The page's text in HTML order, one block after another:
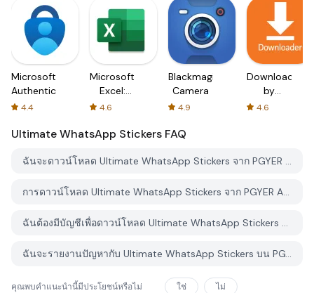
Microsoft
Authenticator
4.4
Microsoft
Excel:
Spreadsheets
4.6
Blackmagic
Camera
4.9
Downloader
by
AFTVnews
4.6
Ultimate WhatsApp Stickers FAQ
ฉันจะดาวน์โหลด Ultimate WhatsApp Stickers จาก PGYER APK HUB อย่างไร?
การดาวน์โหลด Ultimate WhatsApp Stickers จาก PGYER APK HUB ฟรีหรือไม่?
ฉันต้องมีบัญชีเพื่อดาวน์โหลด Ultimate WhatsApp Stickers จาก PGYER APK HUB หรือไม่?
ฉันจะรายงานปัญหากับ Ultimate WhatsApp Stickers บน PGYER APK HUB ได้อย่างไร?
คุณพบคำแนะนำนี้มีประโยชน์หรือไม่ ใช่ ไม่